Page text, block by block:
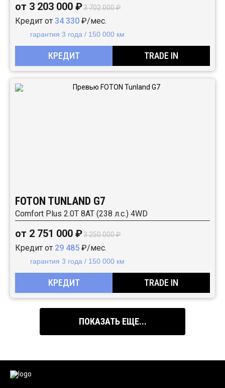
от 3 203 000 ₽3 702 000 ₽
Кредит от 34 330 ₽/мес.
гарантия 3 года / 150 000 км
КРЕДИТ TRADE IN
FOTON TUNLAND G7
Comfort Plus 2.0T 8AT (238 л.с.) 4WD
от 2 751 000 ₽3 250 000 ₽
Кредит от 29 485 ₽/мес.
гарантия 3 года / 150 000 км
КРЕДИТ TRADE IN
ПОКАЗАТЬ ЕЩЕ...